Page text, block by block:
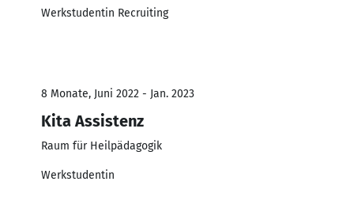
Werkstudentin Recruiting
8 Monate, Juni 2022 - Jan. 2023
Kita Assistenz
Raum für Heilpädagogik
Werkstudentin